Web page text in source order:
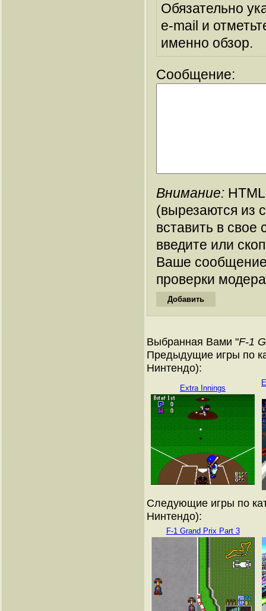
Обязательно
e-mail и
именно обзор.
Сообщение:
Внимание:
(вырезаются из
вставить в
введите или
Ваше
проверки
Выбранная Вами "F-1
Предыдущие игры по
Нинтендо):
Extra Innings
Следующие игры по
Нинтендо):
F-1 Grand Prix Part 3